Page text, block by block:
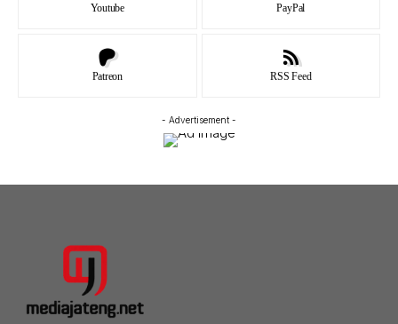
Youtube PayPal
Patreon RSS Feed
- Advertisement -